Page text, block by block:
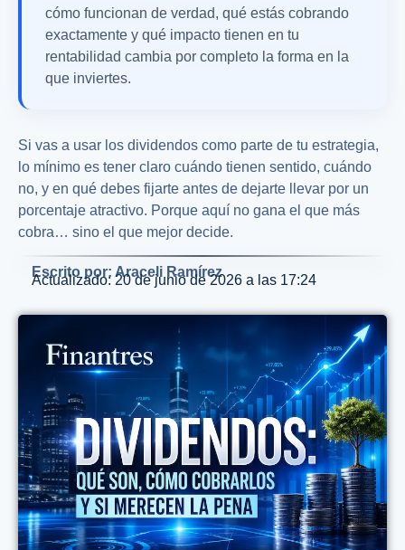
cómo funcionan de verdad, qué estás cobrando
exactamente y qué impacto tienen en tu
rentabilidad cambia por completo la forma en la
que inviertes.
Si vas a usar los dividendos como parte de tu estrategia,
lo mínimo es tener claro cuándo tienen sentido, cuándo
no, y en qué debes fijarte antes de dejarte llevar por un
porcentaje atractivo. Porque aquí no gana el que más
cobra… sino el que mejor decide.
Escrito por: Araceli Ramírez
Actualizado: 20 de junio de 2026 a las 17:24